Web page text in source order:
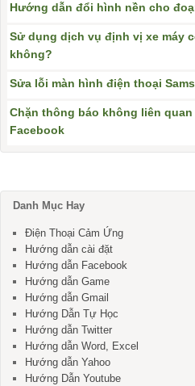
Hướng dẫn đổi hình nền cho
Sử dụng dịch vụ định vị xe máy
không?
Sửa lỗi màn hình điện thoại
Chặn thông báo không liên
Facebook
Danh Mục Hay
Điện Thoại Cảm Ứng
Hướng dẫn cài đặt
Hướng dẫn Facebook
Hướng dẫn Game
Hướng dẫn Gmail
Hướng Dẫn Tự Học
Hướng dẫn Twitter
Hướng dẫn Word, Excel
Hướng dẫn Yahoo
Hướng Dẫn Youtube